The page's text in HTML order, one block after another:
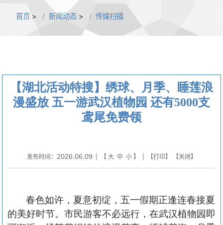
首页 > 新闻动态 > 传媒扫描
【湖北活动特搜】绣球、月季、睡莲浪
漫盛放 五一游武汉植物园 还有5000支
鸢尾免费领
发布时间： 2026.06.09 | 【 大 中 小】 | 【打印】 【关闭】
春色如许，夏意初绽，五一假期正逢连春接夏
的美好时节。市民游客不必远行，在武汉植物园即